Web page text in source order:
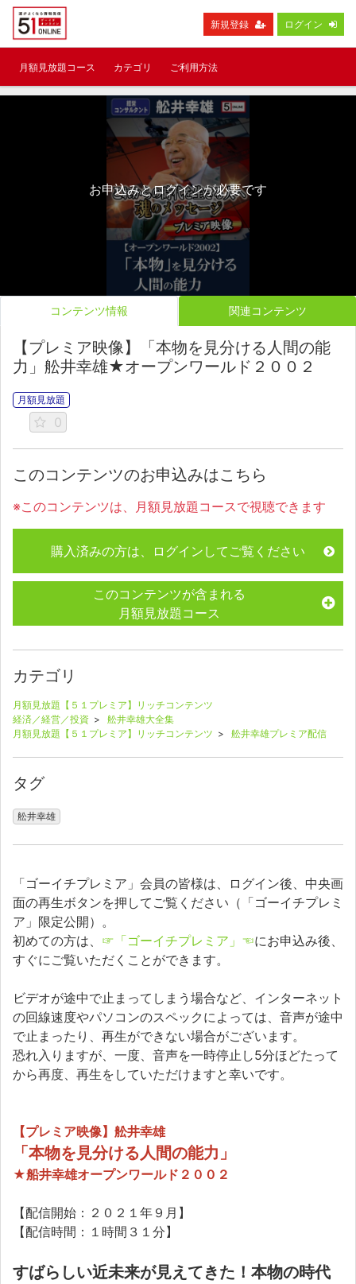
新規登録 ログイン
月額見放題コース カテゴリ ご利用方法
お申込みとログインが必要です
コンテンツ情報 関連コンテンツ
【プレミア映像】「本物を見分ける人間の能
力」舩井幸雄★オープンワールド２００２
月額見放題
0
このコンテンツのお申込みはこちら
※このコンテンツは、月額見放題コースで視聴できます
購入済みの方は、ログインしてご覧ください
このコンテンツが含まれる
月額見放題コース
カテゴリ
月額見放題【５１プレミア】リッチコンテンツ
経済／経営／投資 > 舩井幸雄大全集
月額見放題【５１プレミア】リッチコンテンツ > 舩井幸雄プレミア配信
タグ
舩井幸雄
「ゴーイチプレミア」会員の皆様は、ログイン後、中央画
面の再生ボタンを押してご覧ください（「ゴーイチプレミ
ア」限定公開）。
初めての方は、 ☞「ゴーイチプレミア」☜にお申込み後、
すぐにご覧いただくことができます。
ビデオが途中で止まってしまう場合など、インターネット
の回線速度やパソコンのスペックによっては、音声が途中
で止まったり、再生ができない場合がございます。
恐れ入りますが、一度、音声を一時停止し5分ほどたって
から再度、再生をしていただけますと幸いです。
【プレミア映像】舩井幸雄
「本物を見分ける人間の能力」
★船井幸雄オープンワールド２００２
【配信開始：２０２１年９月】
【配信時間：１時間３１分】
すばらしい近未来が見えてきた！本物の時代